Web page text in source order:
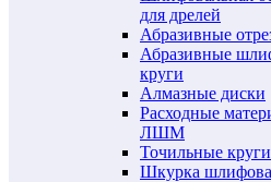
для дрелей
Абразивные
Абразивные
круги
Алмазные диски
Расходные
ЛШМ
Точильные круги
Шкурка